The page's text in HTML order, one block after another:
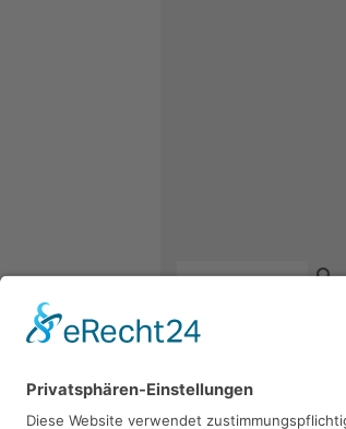
Kontakt
Newsletter
Impressum